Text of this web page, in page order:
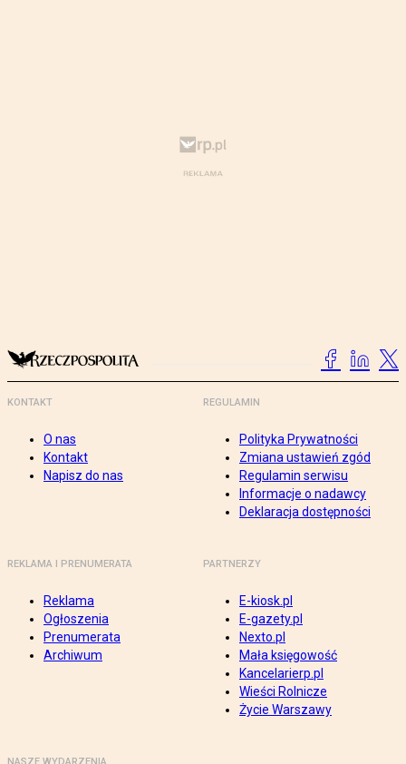
KONTAKT
O nas
Kontakt
Napisz do nas
REGULAMIN
Polityka Prywatności
Zmiana ustawień zgód
Regulamin serwisu
Informacje o nadawcy
Deklaracja dostępności
REKLAMA I PRENUMERATA
Reklama
Ogłoszenia
Prenumerata
Archiwum
PARTNERZY
E-kiosk.pl
E-gazety.pl
Nexto.pl
Mała księgowość
Kancelarierp.pl
Wieści Rolnicze
Życie Warszawy